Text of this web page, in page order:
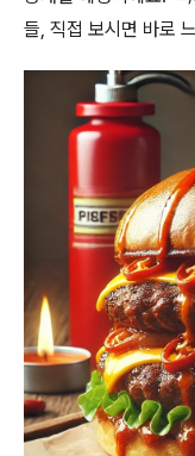
들, 직접 보시면 바로